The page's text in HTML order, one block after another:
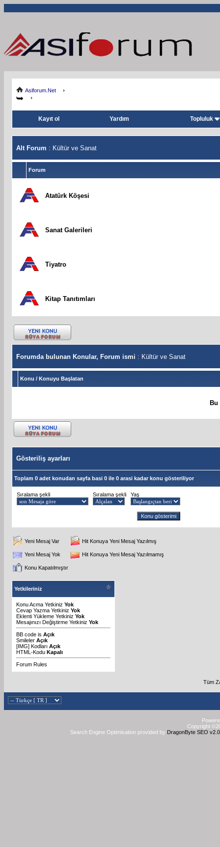
Asiforum.Net
Kayıt ol Yardım Topluluk
Alt Forum : Kültür ve Sanat
Forum
Atatürk Köşesi
Sanat Galerileri
Tiyatro
Kitap Tanıtımları
Forumda bulunan Konular, Forum ismi : Kültür ve Sanat
Konu / Konuyu Başlatan
Bu
Gösteriliş ayarları
Toplam 0 adet konudan sayfa basi 0 ile 0 arasi kadar konu gösteriliyor
Sıralama şekli Sıralama şekli Yaş
Yeni Mesaj Var Hit Konuya Yeni Mesaj Yazılmış
Yeni Mesaj Yok Hit Konuya Yeni Mesaj Yazılmamış
Konu Kapatılmıştır
Yetkileriniz
Konu Acma Yetkiniz Yok
Cevap Yazma Yetkiniz Yok
Eklenti Yükleme Yetkiniz Yok
Mesajınızı Değiştirme Yetkiniz Yok
BB code is Açık
Smileler Açık
[IMG] Kodları Açık
HTML-Kodu Kapalı
Forum Rules
Tüm
Copyright
Search Engine Optimisation provided by DragonByte SEO